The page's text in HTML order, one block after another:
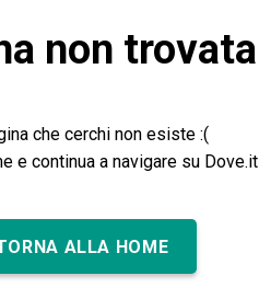
non trovata
che cerchi non esiste :(
e continua a navigare su Dove.it
ALLA HOME